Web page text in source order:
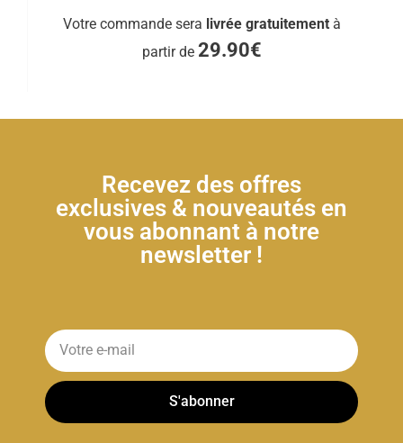
Votre commande sera livrée gratuitement à
partir de 29.90€
Recevez des offres
exclusives & nouveautés en
vous abonnant à notre
newsletter !
S'abonner